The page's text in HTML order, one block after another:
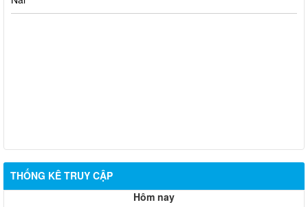
THỐNG KÊ TRUY CẬP
Hôm nay